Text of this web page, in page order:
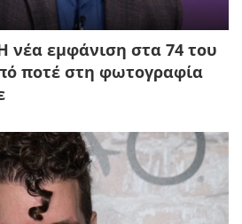
νέα εμφάνιση στα 74 του
ποτέ στη φωτογραφία